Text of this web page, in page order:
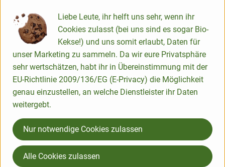
Nährwert-Info
Produktdatenblatt
Herkunft
Hersteller: ÖKL
Liebe Leute, ihr helft uns sehr, wenn ihr
Cookies zulasst (bei uns sind es sogar Bio-
Kekse!) und uns somit erlaubt, Daten für
unser Marketing zu sammeln. Da wir eure Privatsphäre
sehr wertschätzen, habt ihr in Übereinstimmung mit der
EU-Richtlinie 2009/136/EG (E-Privacy) die Möglichkeit
genau einzustellen, an welche Dienstleister ihr Daten
weitergebt.
Nur notwendige Cookies zulassen
Alle Cookies zulassen